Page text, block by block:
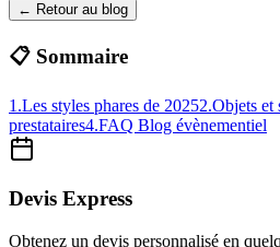
← Retour au blog
📋 Sommaire
1 .Les styles phares de 20252.Objets et
prestataires4.FAQ Blog évènementiel
Devis Express
Obtenez un devis personnalisé en